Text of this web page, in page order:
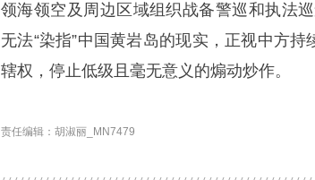
领海领空及周边区域组织战备警巡和执法
无法“染指”中国黄岩岛的现实，正视中方
辖权，停止低级且毫无意义的煽动炒作。
责任编辑：胡淑丽_MN7479